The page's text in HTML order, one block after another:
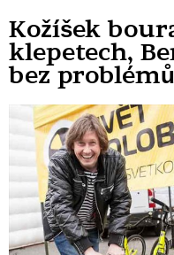
Kožíšek
klepetech,
bez